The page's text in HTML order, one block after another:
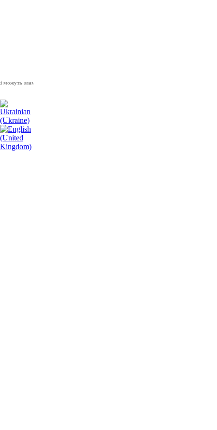
зламати волю народу, - Президент України Володимир Зеленський